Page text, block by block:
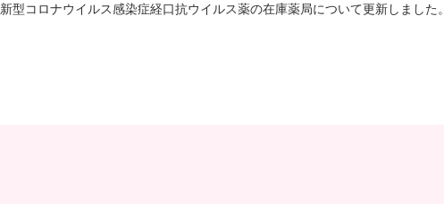
新型コロナウイルス感染症経口抗ウイルス薬の在庫薬局について更新しました。